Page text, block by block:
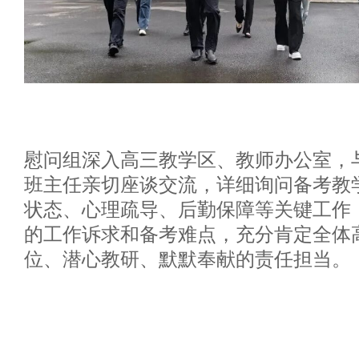
慰问组深入高三教学区、教师办公室，
班主任亲切座谈交流，详细询问备考教
状态、心理疏导、后勤保障等关键工作
的工作诉求和备考难点，充分肯定全体
位、潜心教研、默默奉献的责任担当。